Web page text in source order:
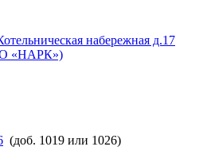
набережная д.17
«НАРК»)
(доб. 1019 или 1026)